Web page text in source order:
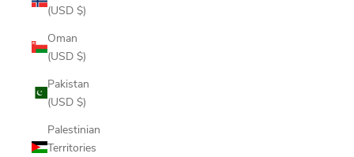
(USD $)
Oman
(USD $)
Pakistan
(USD $)
Palestinian
Territories